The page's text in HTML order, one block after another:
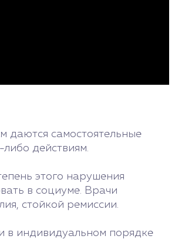
даются самостоятельные
действиям.
этого нарушения
в социуме. Врачи
стойкой ремиссии.
в индивидуальном порядке